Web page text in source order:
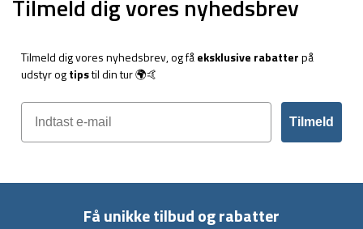
Tilmeld dig vores nyhedsbrev
Tilmeld dig vores nyhedsbrev, og fåeksklusive rabatterpå
udstyr ogtipstil din tur 🌍🤙
Tilmeld
Få unikke tilbud og rabatter